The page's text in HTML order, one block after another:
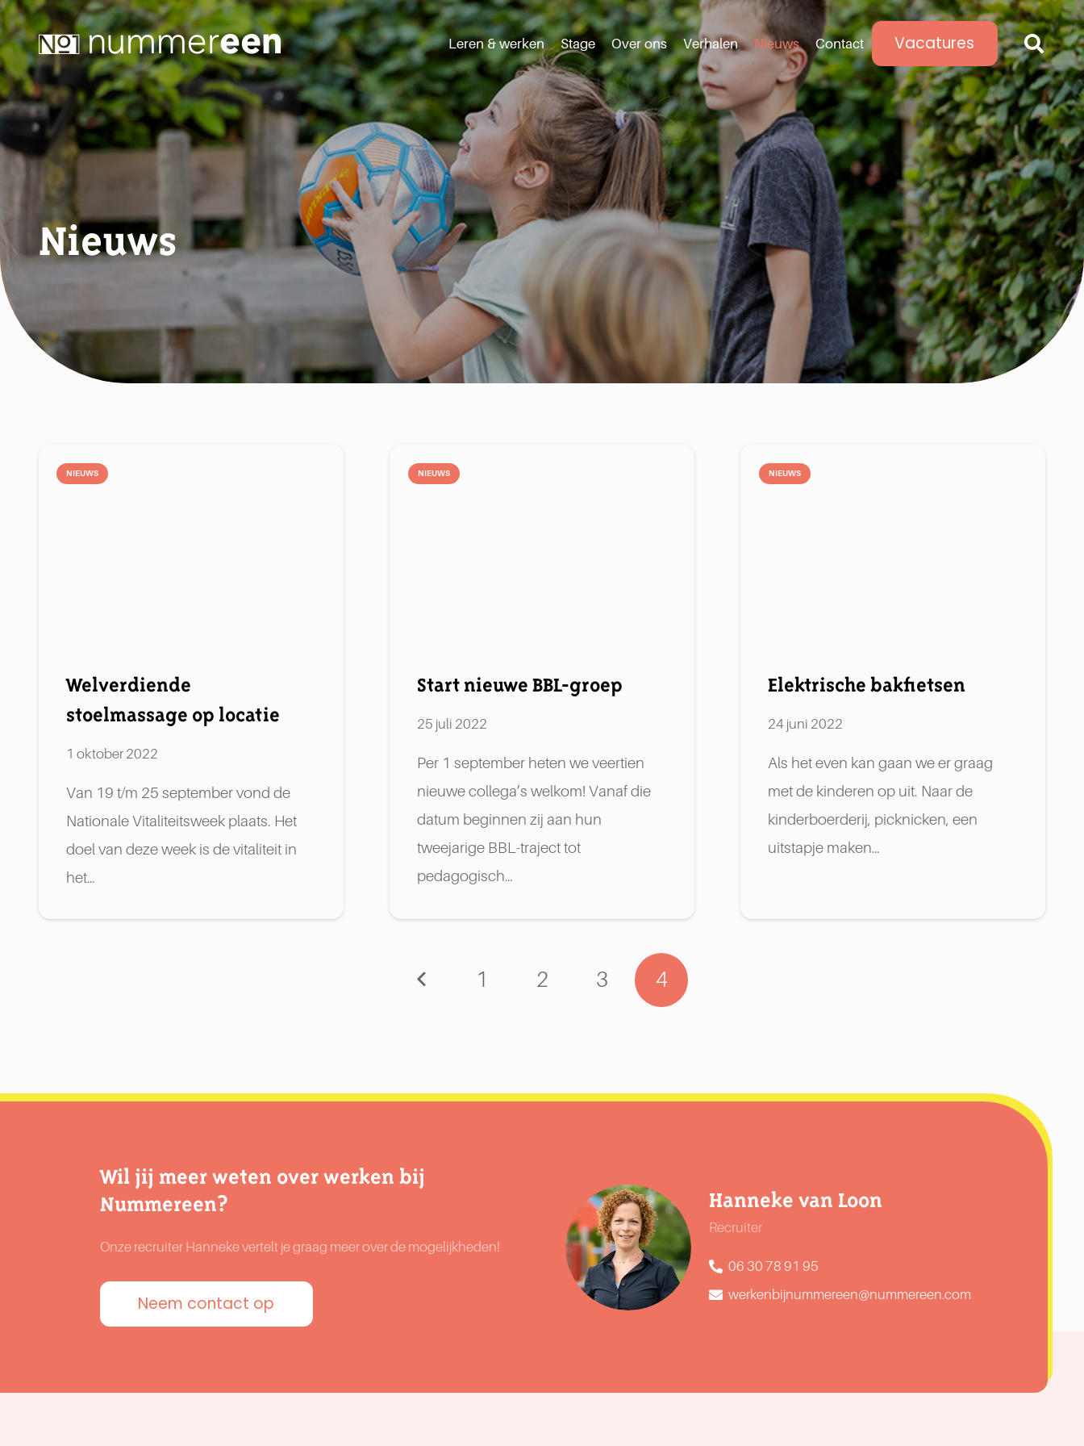
Leren & werken Stage Over ons Verhalen Nieuws Contact Vacatures
Nieuws
NIEUWS
Welverdiende
stoelmassage op locatie
1 oktober 2022
Van 19 t/m 25 september vond de
Nationale Vitaliteitsweek plaats. Het
doel van deze week is de vitaliteit in
het…
NIEUWS
Start nieuwe BBL-groep
25 juli 2022
Per 1 september heten we veertien
nieuwe collega’s welkom! Vanaf die
datum beginnen zij aan hun
tweejarige BBL-traject tot
pedagogisch…
NIEUWS
Elektrische bakfietsen
24 juni 2022
Als het even kan gaan we er graag
met de kinderen op uit. Naar de
kinderboerderij, picknicken, een
uitstapje maken…
1 2 3 4
Wil jij meer weten over werken bij
Nummereen?
Onze recruiter Hanneke vertelt je graag meer over de mogelijkheden!
Neem contact op
Hanneke van Loon
Recruiter
06 30 78 91 95
werkenbijnummereen@nummereen.com